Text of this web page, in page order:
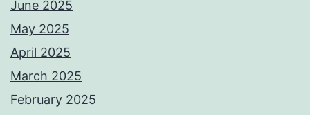
June 2025
May 2025
April 2025
March 2025
February 2025